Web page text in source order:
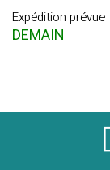
Expédition prévue
DEMAIN